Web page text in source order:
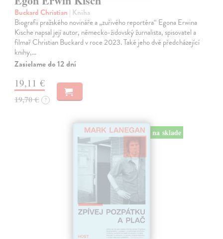
Buckard Christian | Kniha
Biografii pražského novináře a „zuřivého reportéra“ Egona Erwina
Kische napsal její autor, německo-židovský žurnalista, spisovatel a
filmař Christian Buckard v roce 2023. Také jeho dvě předcházející
knihy,…
Zasielame do 12 dní
19,11 €
19,70 € ?
na sklade